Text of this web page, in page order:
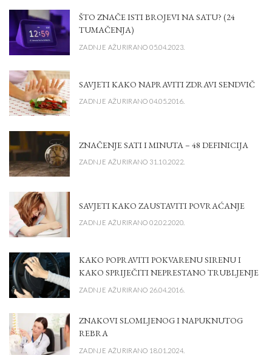
ŠTO ZNAČE ISTI BROJEVI NA SATU? (24
TUMAČENJA)
ZADNJE AŽURIRANO 05.04.2023.
SAVJETI KAKO NAPRAVITI ZDRAVI SENDVIČ
ZADNJE AŽURIRANO 04.05.2016.
ZNAČENJE SATI I MINUTA – 48 DEFINICIJA
ZADNJE AŽURIRANO 31.10.2022.
SAVJETI KAKO ZAUSTAVITI POVRAĆANJE
ZADNJE AŽURIRANO 02.02.2020.
KAKO POPRAVITI POKVARENU SIRENU I
KAKO SPRIJEČITI NEPRESTANO TRUBLJENJE
ZADNJE AŽURIRANO 26.04.2016.
ZNAKOVI SLOMLJENOG I NAPUKNUTOG
REBRA
ZADNJE AŽURIRANO 18.01.2024.